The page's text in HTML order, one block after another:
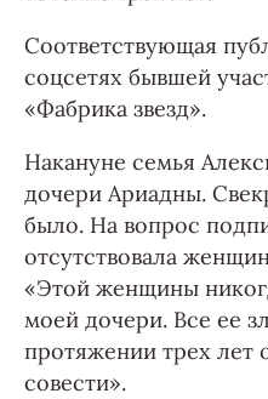
Соответствующая
соцсетях бывшей
«Фабрика звезд».
Накануне семья
дочери Ариадны.
было. На вопрос
отсутствовала
«Этой женщины
моей дочери. Все ее
протяжении трех лет
совести».